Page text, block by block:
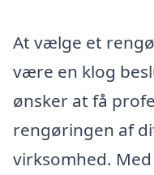
At vælge et
være en klog
ønsker at få
rengøringen af
virksomhed.